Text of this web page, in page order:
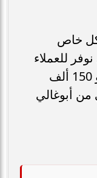
خاص
للعملاء
ضمان يصل إلى خمس سنوات أو 150 ألف
من أبوغالي